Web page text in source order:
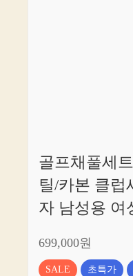
골프채풀세
틸/카본 클럽
자 남성용 여
699,000원
SALE 초특가